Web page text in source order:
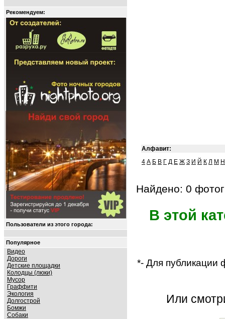
Рекомендуем:
Пользователи из этого города:
Популярное
Видео
Дороги
Детские площадки
Колодцы (люки)
Мусор
Граффити
Экология
Долгострой
Бомжи
Собаки
Алфавит:
4 А Б В Г Д Е Ж З И Й К Л М Н
Найдено: 0
В этой
*- Для публикации
Или